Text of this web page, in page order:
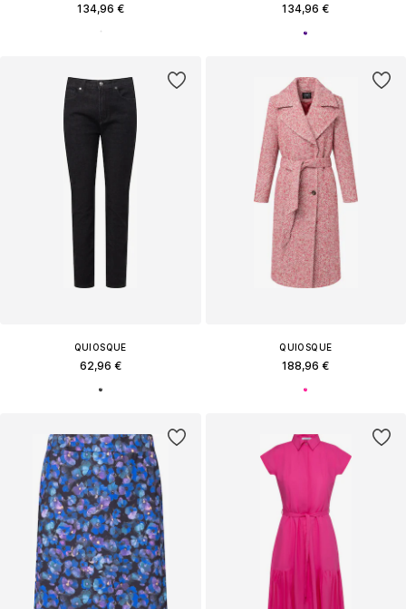
134,96 € 134,96 €
QUIOSQUE
62,96 €
QUIOSQUE
188,96 €